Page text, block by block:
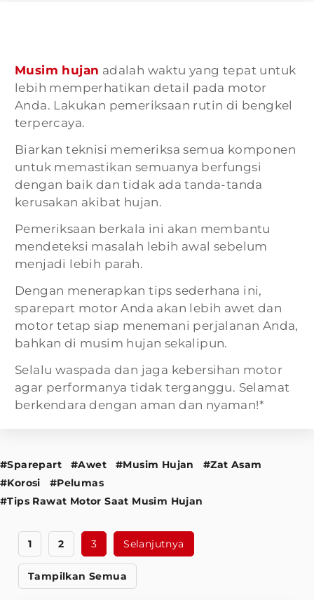
Musim hujan adalah waktu yang tepat untuk
lebih memperhatikan detail pada motor
Anda. Lakukan pemeriksaan rutin di bengkel
terpercaya.
Biarkan teknisi memeriksa semua komponen
untuk memastikan semuanya berfungsi
dengan baik dan tidak ada tanda-tanda
kerusakan akibat hujan.
Pemeriksaan berkala ini akan membantu
mendeteksi masalah lebih awal sebelum
menjadi lebih parah.
Dengan menerapkan tips sederhana ini,
sparepart motor Anda akan lebih awet dan
motor tetap siap menemani perjalanan Anda,
bahkan di musim hujan sekalipun.
Selalu waspada dan jaga kebersihan motor
agar performanya tidak terganggu. Selamat
berkendara dengan aman dan nyaman!*
#Sparepart #Awet #Musim Hujan
#Zat Asam
#Korosi
#Pelumas
#Tips Rawat Motor Saat Musim Hujan
1 2 3 Selanjutnya
Tampilkan Semua